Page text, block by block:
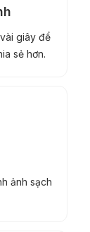
giây để
sẻ hơn.
ảnh sạch